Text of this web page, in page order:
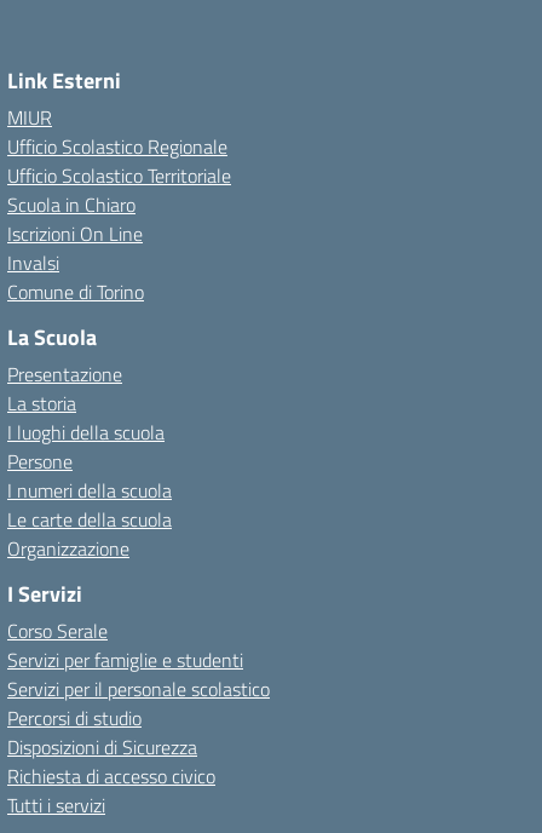
Link Esterni
MIUR
Ufficio Scolastico Regionale
Ufficio Scolastico Territoriale
Scuola in Chiaro
Iscrizioni On Line
Invalsi
Comune di Torino
La Scuola
Presentazione
La storia
I luoghi della scuola
Persone
I numeri della scuola
Le carte della scuola
Organizzazione
I Servizi
Corso Serale
Servizi per famiglie e studenti
Servizi per il personale scolastico
Percorsi di studio
Disposizioni di Sicurezza
Richiesta di accesso civico
Tutti i servizi